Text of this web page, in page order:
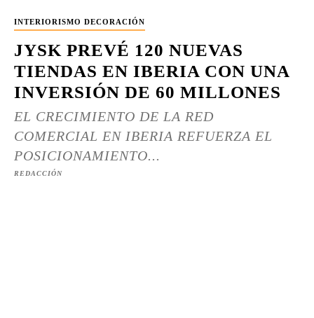
INTERIORISMO DECORACIÓN
JYSK PREVÉ 120 NUEVAS
TIENDAS EN IBERIA CON UNA
INVERSIÓN DE 60 MILLONES
EL CRECIMIENTO DE LA RED
COMERCIAL EN IBERIA REFUERZA EL
POSICIONAMIENTO...
REDACCIÓN